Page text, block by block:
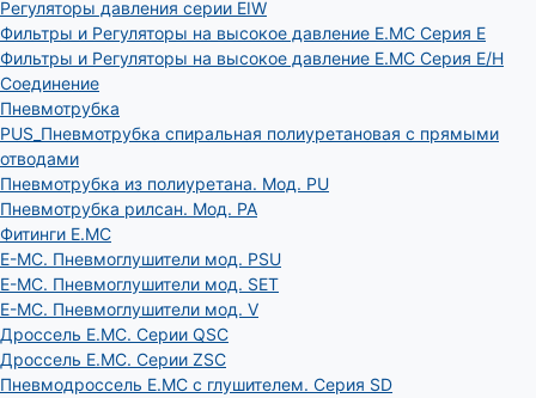
Регуляторы давления серии EIW
Фильтры и Регуляторы на высокое давление E.MC Серия E
Фильтры и Регуляторы на высокое давление E.MC Серия E/H
Соединение
Пневмотрубка
PUS_Пневмотрубка спиральная полиуретановая с прямыми
отводами
Пневмотрубка из полиуретана. Мод. РU
Пневмотрубка рилсан. Мод. PA
Фитинги E.MC
E-MC. Пневмоглушители мод. PSU
E-MC. Пневмоглушители мод. SET
E-MC. Пневмоглушители мод. V
Дроссель E.MC. Серии QSC
Дроссель E.MC. Серии ZSC
Пневмодроссель E.MC с глушителем. Серия SD